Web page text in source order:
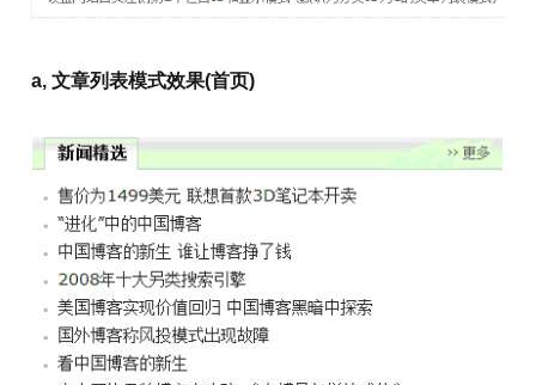
a, 文章列表模式效果(首页)